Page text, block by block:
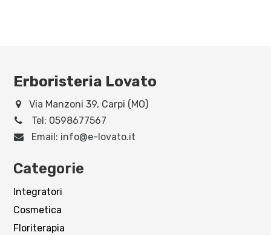
Erboristeria Lovato
Via Manzoni 39, Carpi (MO)
Tel: 0598677567
Email: info@e-lovato.it
Categorie
Integratori
Cosmetica
Floriterapia